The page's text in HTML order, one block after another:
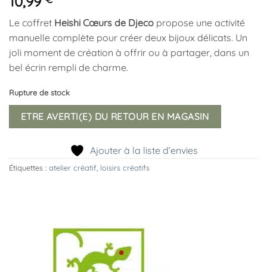
Le coffret Heishi Cœurs de Djeco propose une activité
manuelle complète pour créer deux bijoux délicats. Un
joli moment de création à offrir ou à partager, dans un
bel écrin rempli de charme.
Rupture de stock
ETRE AVERTI(E) DU RETOUR EN MAGASIN
Ajouter à la liste d’envies
Étiquettes : atelier créatif loisirs créatifs